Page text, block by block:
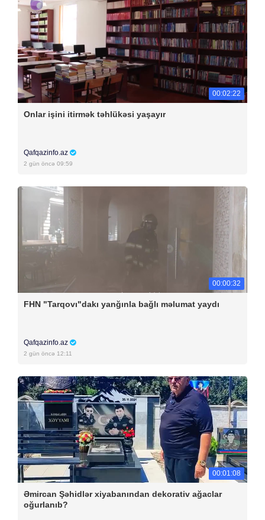
00:02:22
Onlar işini itirmək təhlükəsi yaşayır
Qafqazinfo.az
2 gün öncə 09:59
00:00:32
FHN "Tarqovı"dakı yanğınla bağlı məlumat yaydı
Qafqazinfo.az
2 gün öncə 12:11
00:01:08
Əmircan Şəhidlər xiyabanından dekorativ ağaclar
oğurlanıb?